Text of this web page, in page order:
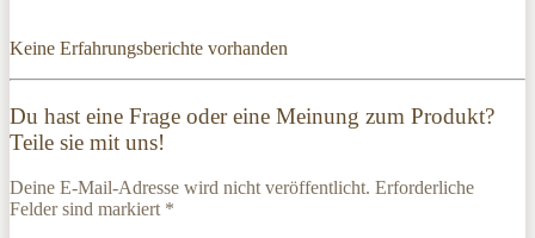
Keine Erfahrungsberichte vorhanden
Du hast eine Frage oder eine Meinung zum Produkt?
Teile sie mit uns!
Deine E-Mail-Adresse wird nicht veröffentlicht. Erforderliche
Felder sind markiert *